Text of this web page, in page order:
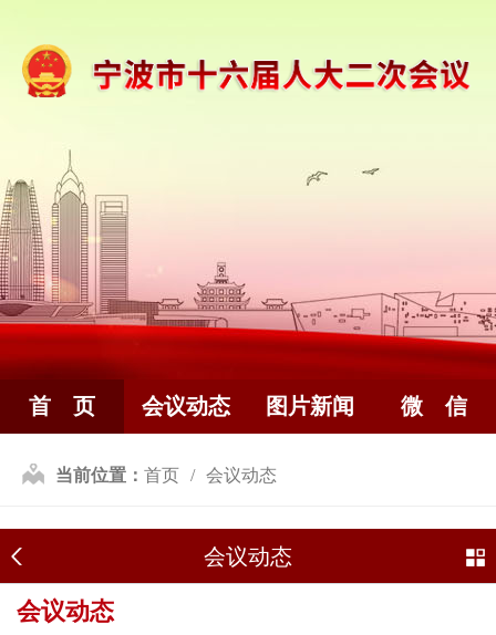
首 页 会议动态 图片新闻 微 信
当前位置： 首页 会议动态
会议动态
会议动态